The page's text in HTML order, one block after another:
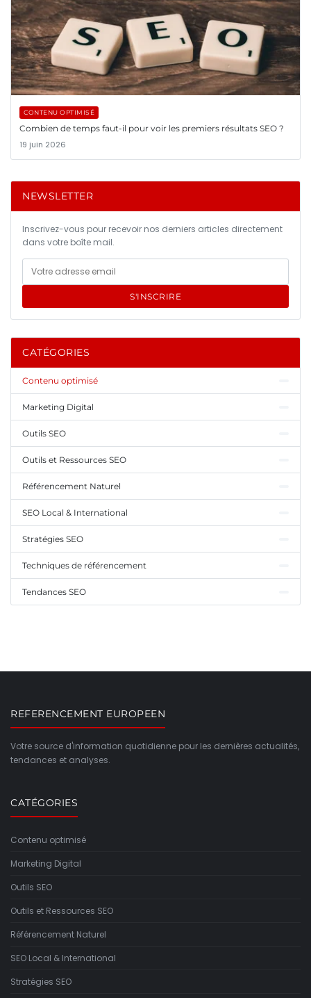
CONTENU OPTIMISÉ
Combien de temps faut-il pour voir les premiers résultats SEO ?
19 juin 2026
NEWSLETTER
Inscrivez-vous pour recevoir nos derniers articles directement
dans votre boîte mail.
S'INSCRIRE
CATÉGORIES
Contenu optimisé
Marketing Digital
Outils SEO
Outils et Ressources SEO
Référencement Naturel
SEO Local & International
Stratégies SEO
Techniques de référencement
Tendances SEO
REFERENCEMENT EUROPEEN
Votre source d'information quotidienne pour les dernières actualités,
tendances et analyses.
CATÉGORIES
Contenu optimisé
Marketing Digital
Outils SEO
Outils et Ressources SEO
Référencement Naturel
SEO Local & International
Stratégies SEO